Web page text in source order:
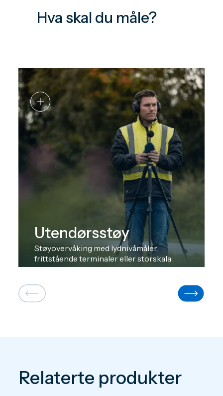
Hva skal du måle?
Utendørsstøy
Støyovervåking med lydnivåmåler,
frittstående terminaler eller storskala
systemer.
Relaterte produkter